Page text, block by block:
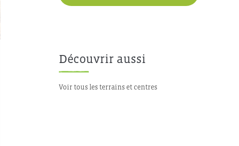
Découvrir aussi
Voir tous les terrains et centres